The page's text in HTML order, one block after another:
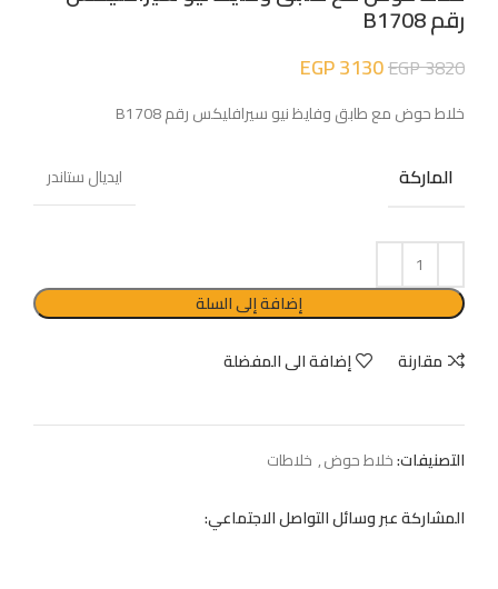
رقم B1708
EGP3820
EGP3130
خلاط حوض مع طابق وفايظ نيو سيرافليكس رقم B1708
الماركة ايديال ستاندر
إضافة إلى السلة
مقارنة
إضافة الى المفضلة
التصنيفات:خلاط حوض, خلاطات
المشاركة عبر وسائل التواصل الاجتماعي: